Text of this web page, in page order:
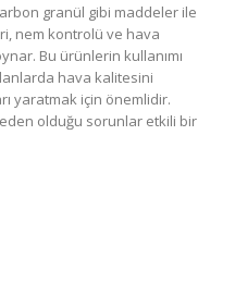
granül gibi maddeler ile
nem kontrolü ve hava
Bu ürünlerin kullanımı
hava kalitesini
yaratmak için önemlidir.
olduğu sorunlar etkili bir